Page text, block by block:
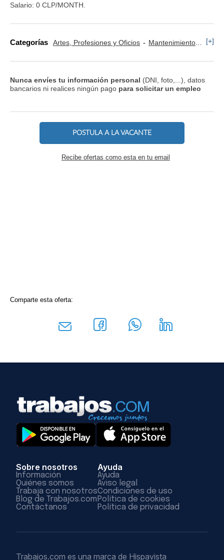
Salario: 0 CLP/MONTH.
Categorías Artes, Profesiones y Oficios Mantenimiento [+]
Nunca envíes tu información personal (DNI, foto,...), datos
bancarios ni realices ningún pago para solicitar un empleo
POSTULA A LA VACANTE
Recibe ofertas como esta en tu email
Comparte esta oferta:
Sobre nosotros
Información
Quiénes somos
Trabaja con nosotros
Blog de Trabajos.com
Contáctanos
Ayuda
Ayuda
Aviso legal
Condiciones de uso
Política de cookies
Política de privacidad
Trabajos.com es una marca de Hispavista